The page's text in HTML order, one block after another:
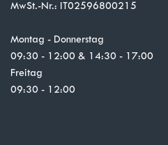
MwSt.-Nr.: IT02596800215
Montag - Donnerstag
09:30 - 12:00 & 14:30 - 17:00
Freitag
09:30 - 12:00